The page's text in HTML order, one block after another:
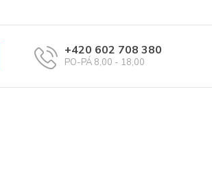
+420 602 708 380
PO-PÁ 8,00 - 18,00